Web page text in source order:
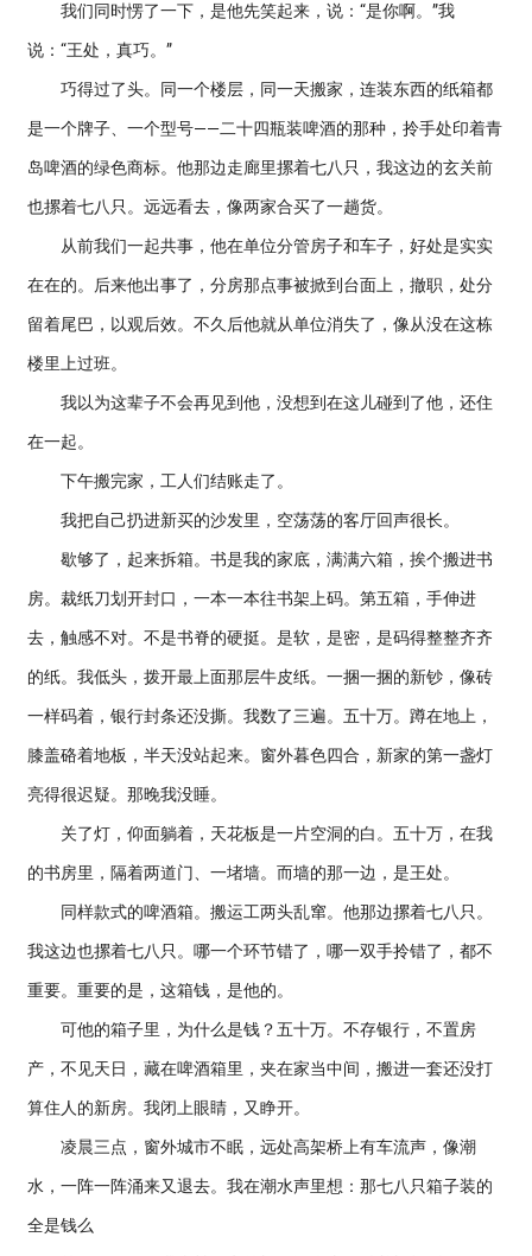
我们同时愣了一下，是他先笑起来，说：“是你啊。”我
说：“王处，真巧。”
巧得过了头。同一个楼层，同一天搬家，连装东西的纸箱都
是一个牌子、一个型号——二十四瓶装啤酒的那种，拎手处印着青
岛啤酒的绿色商标。他那边走廊里摞着七八只，我这边的玄关前
也摞着七八只。远远看去，像两家合买了一趟货。
从前我们一起共事，他在单位分管房子和车子，好处是实实
在在的。后来他出事了，分房那点事被掀到台面上，撤职，处分
留着尾巴，以观后效。不久后他就从单位消失了，像从没在这栋
楼里上过班。
我以为这辈子不会再见到他，没想到在这儿碰到了他，还住
在一起。
下午搬完家，工人们结账走了。
我把自己扔进新买的沙发里，空荡荡的客厅回声很长。
歇够了，起来拆箱。书是我的家底，满满六箱，挨个搬进书
房。裁纸刀划开封口，一本一本往书架上码。第五箱，手伸进
去，触感不对。不是书脊的硬挺。是软，是密，是码得整整齐齐
的纸。我低头，拨开最上面那层牛皮纸。一捆一捆的新钞，像砖
一样码着，银行封条还没撕。我数了三遍。五十万。蹲在地上，
膝盖硌着地板，半天没站起来。窗外暮色四合，新家的第一盏灯
亮得很迟疑。那晚我没睡。
关了灯，仰面躺着，天花板是一片空洞的白。五十万，在我
的书房里，隔着两道门、一堵墙。而墙的那一边，是王处。
同样款式的啤酒箱。搬运工两头乱窜。他那边摞着七八只。
我这边也摞着七八只。哪一个环节错了，哪一双手拎错了，都不
重要。重要的是，这箱钱，是他的。
可他的箱子里，为什么是钱？五十万。不存银行，不置房
产，不见天日，藏在啤酒箱里，夹在家当中间，搬进一套还没打
算住人的新房。我闭上眼睛，又睁开。
凌晨三点，窗外城市不眠，远处高架桥上有车流声，像潮
水，一阵一阵涌来又退去。我在潮水声里想：那七八只箱子装的
全是钱么